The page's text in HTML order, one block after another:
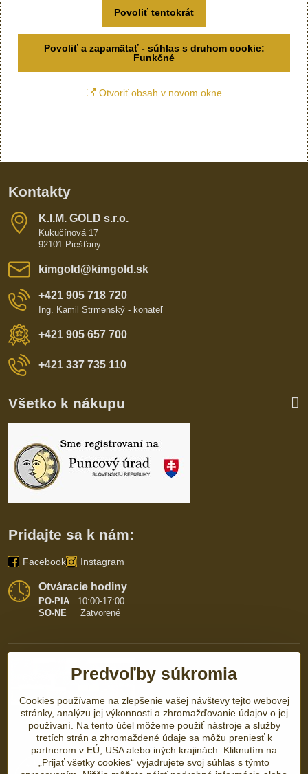
Povoliť tentokrát
Povoliť a zapamätať - súhlas s druhom cookie:
Funkčné
Otvoriť obsah v novom okne
Kontakty
K​​.I​​.M​​. GOLD s​​.r​​.o​​.
Kukučínová 17
92101 Piešťany
kimgold​@kimgold​.sk
+421 905 718 720
Ing. Kamil Strmenský - konateľ
+421 905 657 700
+421 337 735 110
Všetko k nákupu
Pridajte sa k nám:
Facebook Instagram
Otváracie hodiny
PO-PIA
10:00-17:00
SO-NE Zatvorené
Predvoľby súkromia
Cookies používame na zlepšenie vašej návštevy tejto webovej
stránky, analýzu jej výkonnosti a zhromažďovanie údajov o jej
používaní. Na tento účel môžeme použiť nástroje a služby
tretích strán a zhromaždené údaje sa môžu preniesť k
partnerom v EÚ, USA alebo iných krajinách. Kliknutím na
„Prijať všetky cookies“ vyjadrujete svoj súhlas s týmto